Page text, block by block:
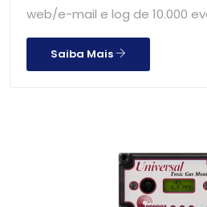
web/e-mail e log de 10.000
Saiba Mais